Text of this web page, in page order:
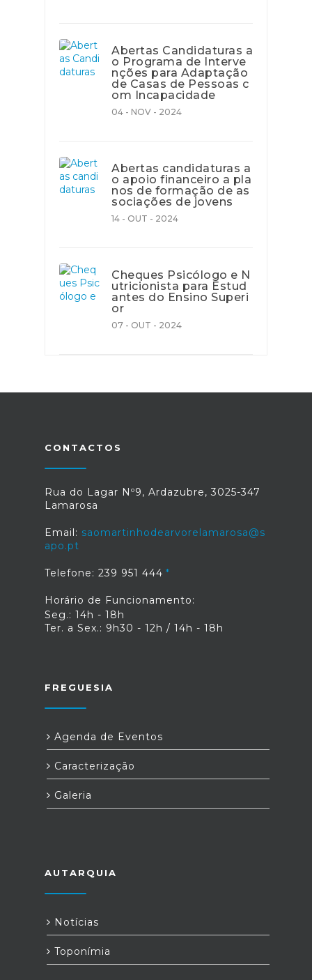
Abertas Candidaturas a
o Programa de Interve
nções para Adaptação
de Casas de Pessoas c
om Incapacidade
04 - NOV - 2024
Abertas candidaturas a
o apoio financeiro a pla
nos de formação de as
sociações de jovens
14 - OUT - 2024
Cheques Psicólogo e N
utricionista para Estud
antes do Ensino Superi
or
07 - OUT - 2024
CONTACTOS
Rua do Lagar Nº9, Ardazubre, 3025-347
Lamarosa
Email: saomartinhodearvorelamarosa@s
apo.pt
Telefone: 239 951 444
Horário de Funcionamento:
Seg.: 14h - 18h
Ter. a Sex.: 9h30 - 12h / 14h - 18h
FREGUESIA
Agenda de Eventos
Caracterização
Galeria
AUTARQUIA
Notícias
Toponímia